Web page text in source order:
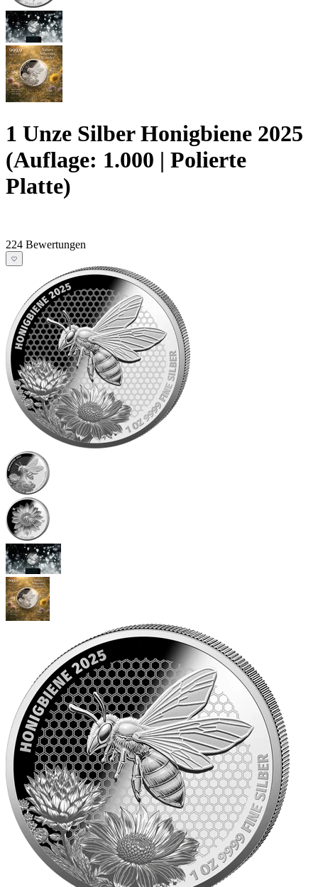
1 Unze Silber Honigbiene 2025
(Auflage: 1.000 | Polierte
Platte)
224 Bewertungen